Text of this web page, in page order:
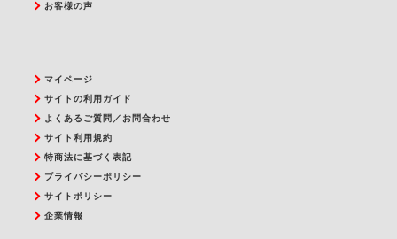
お客様の声
マイページ
サイトの利用ガイド
よくあるご質問／お問合わせ
サイト利用規約
特商法に基づく表記
プライバシーポリシー
サイトポリシー
企業情報